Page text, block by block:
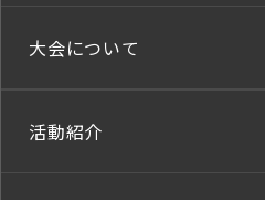
大会について
活動紹介